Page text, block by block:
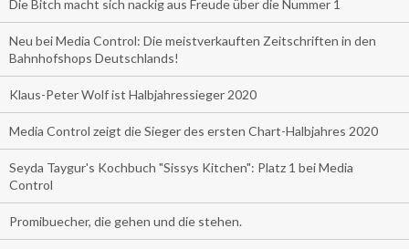
Die Bitch macht sich nackig aus Freude über die Nummer 1
Neu bei Media Control: Die meistverkauften Zeitschriften in den
Bahnhofshops Deutschlands!
Klaus-Peter Wolf ist Halbjahressieger 2020
Media Control zeigt die Sieger des ersten Chart-Halbjahres 2020
Seyda Taygur's Kochbuch "Sissys Kitchen": Platz 1 bei Media
Control
Promibuecher, die gehen und die stehen.